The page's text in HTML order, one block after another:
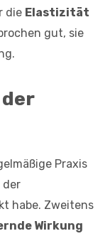
die Elastizität
gut, sie
Praxis
der
habe. Zweitens
Wirkung